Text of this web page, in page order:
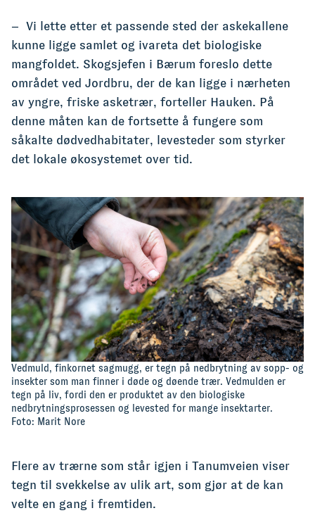
– Vi lette etter et passende sted der askekallene
kunne ligge samlet og ivareta det biologiske
mangfoldet. Skogsjefen i Bærum foreslo dette
området ved Jordbru, der de kan ligge i nærheten
av yngre, friske asketrær, forteller Hauken. På
denne måten kan de fortsette å fungere som
såkalte dødvedhabitater, levesteder som styrker
det lokale økosystemet over tid.
Vedmuld, finkornet sagmugg, er tegn på nedbrytning av sopp- og
insekter som man finner i døde og døende trær. Vedmulden er
tegn på liv, fordi den er produktet av den biologiske
nedbrytningsprosessen og levested for mange insektarter.
Foto: Marit Nore
Flere av trærne som står igjen i Tanumveien viser
tegn til svekkelse av ulik art, som gjør at de kan
velte en gang i fremtiden.